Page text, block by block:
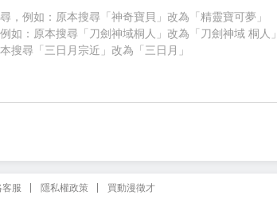
，例如：原本搜尋「神奇寶貝」改為「精靈寶可夢」
如：原本搜尋「刀劍神域桐人」改為「刀劍神域 桐人」
搜尋「三日月宗近」改為「三日月」
客服 隱私權政策 買動漫徵才